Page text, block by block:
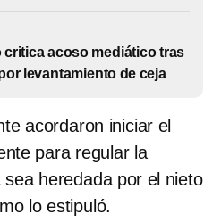
critica acoso mediático tras
levantamiento de ceja
acordaron iniciar el
para regular la
heredada por el nieto
lo estipuló.